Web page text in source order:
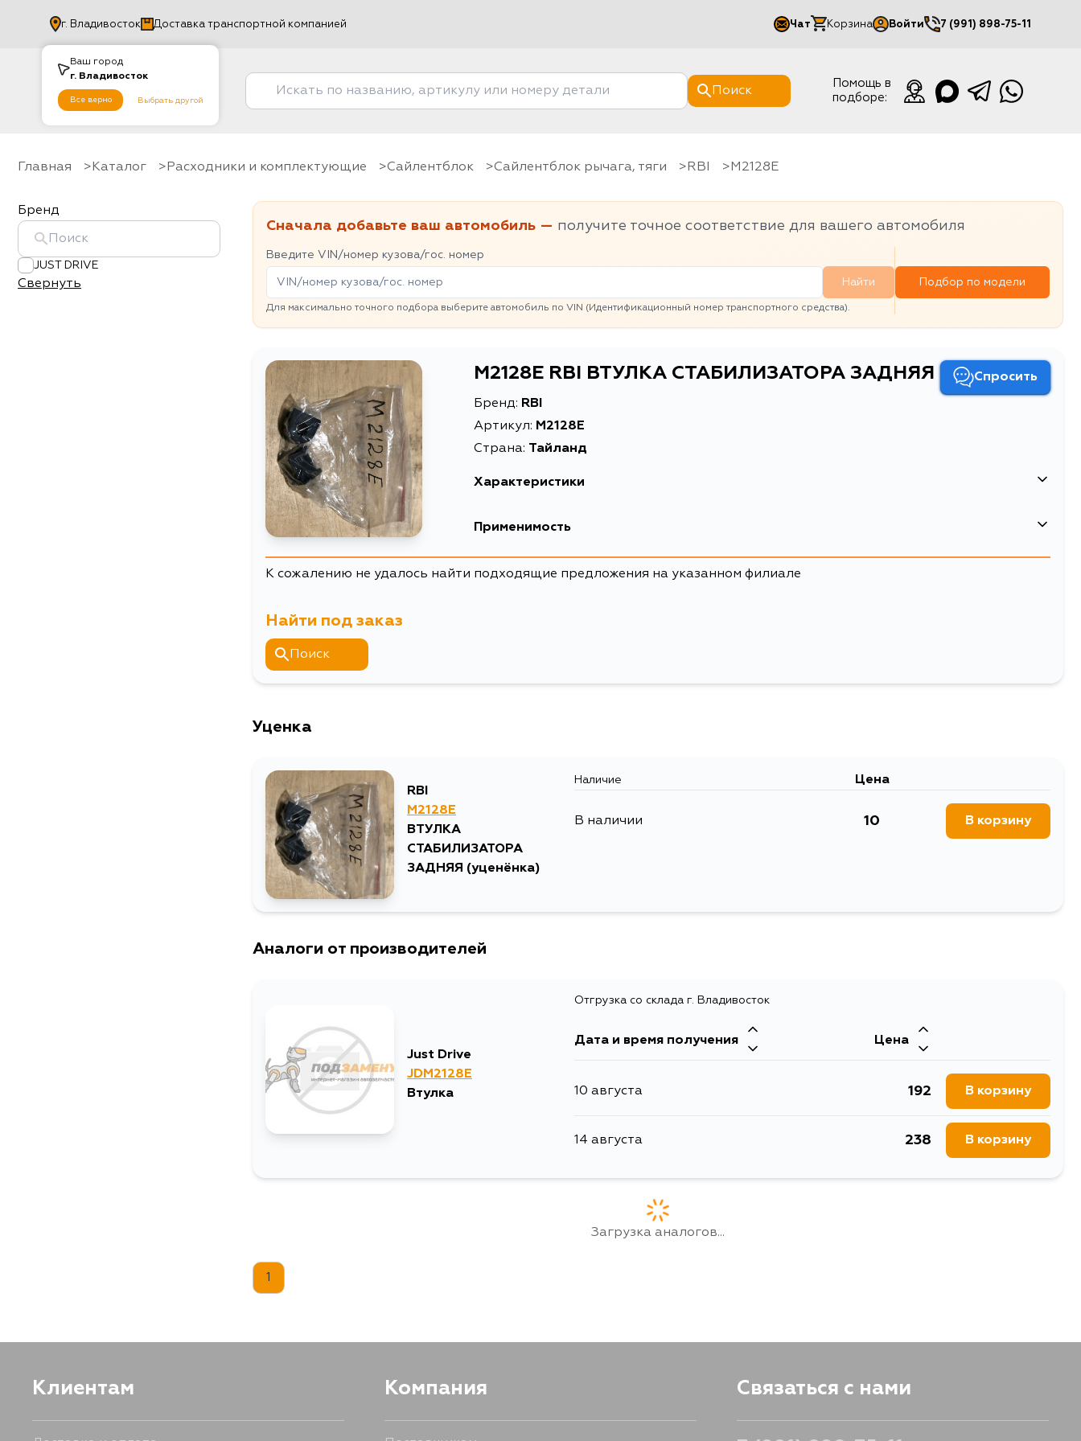
Ваш город
г. Владивосток
Все верно Выбрать другой
г. Владивосток Доставка транспортной компанией Чат Корзина Войти
Мой кабинет
7 (991) 898-75-11
Поиск
Помощь в
подборе:
Главная Каталог Расходники и комплектующие Сайлентблок Сайлентблок рычага, тяги RBI M2128E
Бренд
JUST DRIVE
Свернуть
Сначала добавьте ваш автомобиль — получите точное соответствие для вашего автомобиля
Введите VIN/номер кузова/гос. номер
Найти
Для максимально точного подбора выберите автомобиль по VIN (Идентификационный номер транспортного средства).
Подбор по модели
M2128E RBI ВТУЛКА СТАБИЛИЗАТОРА ЗАДНЯЯ Спросить
Бренд: RBI
Артикул: M2128E
Страна: Тайланд
Характеристики
Масса, кг
Товарная группа втулки стабилизатора
Применимость
Mitsubishi
К сожалению не удалось найти подходящие предложения на указанном филиале
Найти под заказ
Поиск
Уценка
RBI
M2128E
ВТУЛКА
СТАБИЛИЗАТОРА
ЗАДНЯЯ (уценёнка)
Наличие Цена
В наличии 10 В корзину
Аналоги от производителей
Just Drive
JDM2128E
Втулка
Отгрузка со склада г. Владивосток
Дата и время получения Цена
10 августа 192 В корзину
14 августа 238 В корзину
Загрузка аналогов...
1
Клиентам Компания Связаться с нами